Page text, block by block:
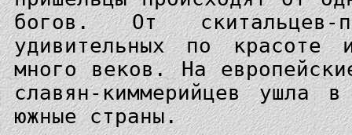
богов. От скитальцев-
удивительных по
много веков. На
славян-киммерийцев ушла
южные страны.